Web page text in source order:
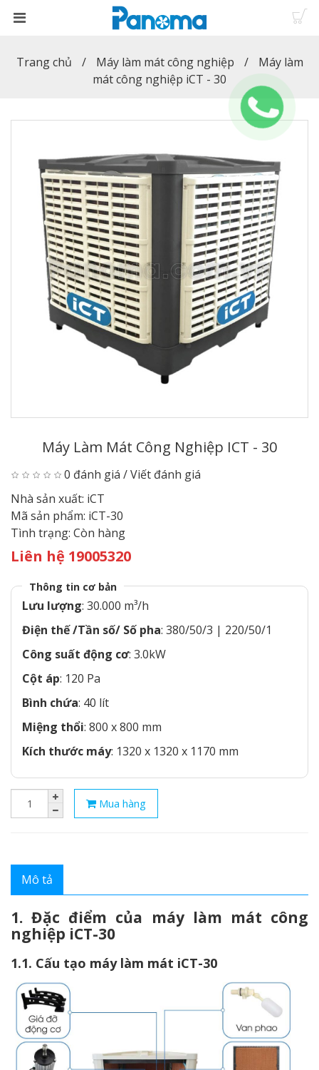
Trang chủ Máy làm mát công nghiệp
Máy làm
mát công nghiệp iCT - 30
Máy Làm Mát Công Nghiệp ICT - 30
0 đánh giá /Viết đánh giá
Nhà sản xuất: iCT
Mã sản phẩm: iCT-30
Tình trạng: Còn hàng
Liên hệ 19005320
Thông tin cơ bản
Lưu lượng: 30.000 m³/h
Điện thế /Tần số/ Số pha: 380/50/3 | 220/50/1
Công suất động cơ: 3.0kW
Cột áp: 120 Pa
Bình chứa: 40 lít
Miệng thổi: 800 x 800 mm
Kích thước máy: 1320 x 1320 x 1170 mm
Mua hàng
Mô tả
1. Đặc điểm của máy làm mát công
nghiệp iCT-30
1.1. Cấu tạo máy làm mát iCT-30